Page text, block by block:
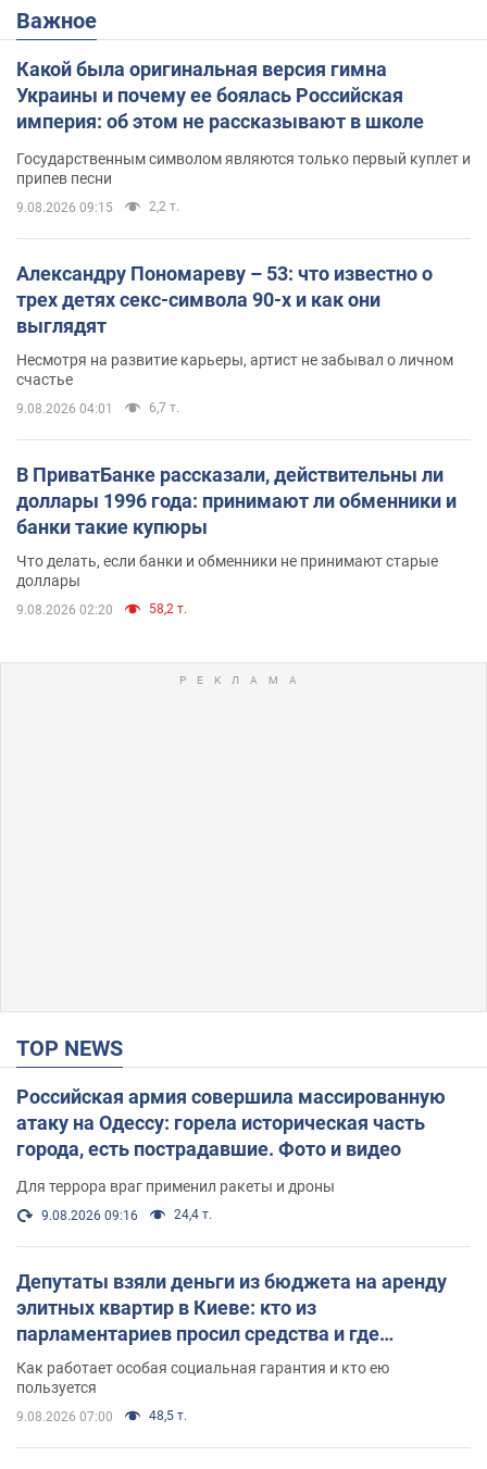
Важное
Какой была оригинальная версия гимна
Украины и почему ее боялась Российская
империя: об этом не рассказывают в школе
Государственным символом являются только первый куплет и
припев песни
9.08.2026 09:15 2,2 т.
Александру Пономареву – 53: что известно о
трех детях секс-символа 90-х и как они
выглядят
Несмотря на развитие карьеры, артист не забывал о личном
счастье
9.08.2026 04:01 6,7 т.
В ПриватБанке рассказали, действительны ли
доллары 1996 года: принимают ли обменники и
банки такие купюры
Что делать, если банки и обменники не принимают старые
доллары
9.08.2026 02:20 58,2 т.
TOP NEWS
Российская армия совершила массированную
атаку на Одессу: горела историческая часть
города, есть пострадавшие. Фото и видео
Для террора враг применил ракеты и дроны
9.08.2026 09:16 24,4 т.
Депутаты взяли деньги из бюджета на аренду
элитных квартир в Киеве: кто из
парламентариев просил средства и где
поселился
Как работает особая социальная гарантия и кто ею
пользуется
9.08.2026 07:00 48,5 т.